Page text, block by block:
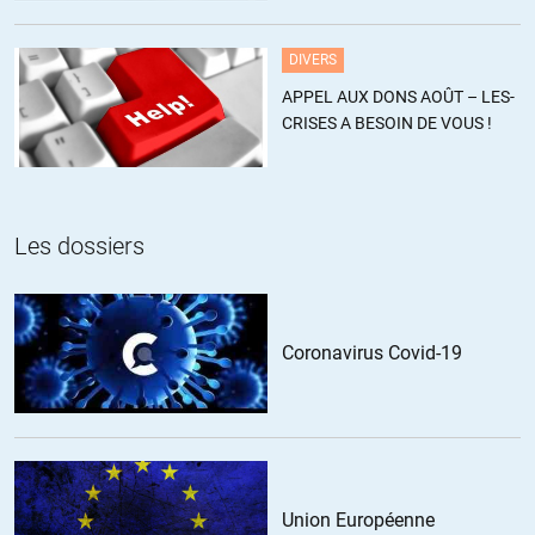
J’ai eu l’occasion de bien rire récemment en entendant Macreux dire
à la télé US « Oure istori are diffrente, bicose oui ouère à colonial
countri » (déplorable niveau d’anglais retranscrit au mieux).
Les philippins, vietnamiens, cubains seront contents d’apprendre
qu’ils n’ont jamais été colonisés de fait par les US. Sans compter
impôts fédéraux mais pas d’avoir de représentants (ou des
Le « brillant » Macreux, ignorant sur tous les sujets…
+10 ALERTER
LibEgaFra//27.04.2021 à 08h40
Les yankees sont des racistes congénitaux. En cas de guerre
DIVERS
APPEL AUX DONS AOÛT – LES-
CRISES A BESOIN DE VOUS !
Les dossiers
Coronavirus Covid-19
Union Européenne